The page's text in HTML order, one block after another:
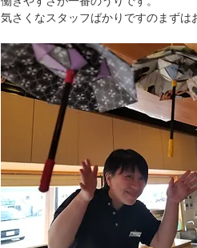
気さくなスタッフばかりですのまずは